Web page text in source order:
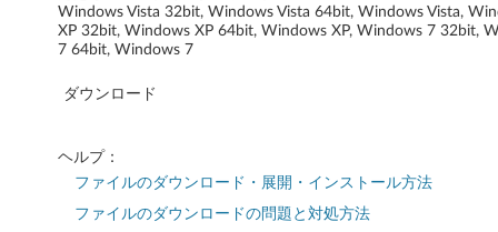
n
e
M
Windows Vista 32bit, Windows Vista 64bit, Windows Vista,
XP 32bit, Windows XP 64bit, Windows XP, Windows 7 32bit,
7 64bit, Windows 7
ダウンロード
ヘルプ：
ファイルのダウンロード・展開・インストール方法
ファイルのダウンロードの問題と対処方法